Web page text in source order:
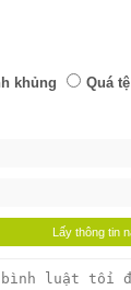
khủng Quá tệ